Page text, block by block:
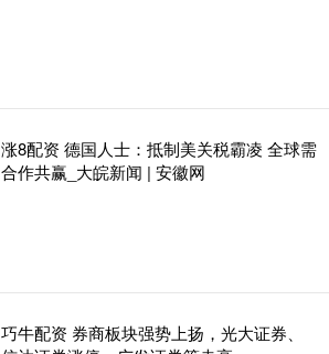
涨8配资 德国人士：抵制美关税霸凌 全球需
合作共赢_大皖新闻 | 安徽网
巧牛配资 券商板块强势上扬，光大证券、